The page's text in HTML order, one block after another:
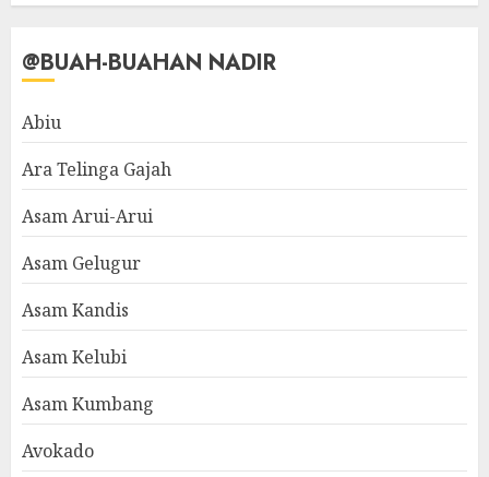
@BUAH-BUAHAN NADIR
Abiu
Ara Telinga Gajah
Asam Arui-Arui
Asam Gelugur
Asam Kandis
Asam Kelubi
Asam Kumbang
Avokado